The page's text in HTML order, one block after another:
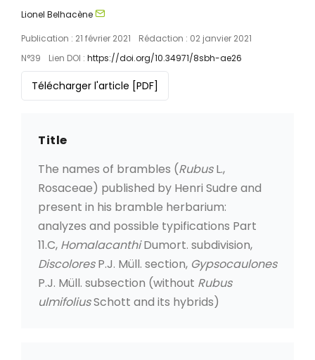
Lionel Belhacène
Publication : 21 février 2021
Rédaction : 02 janvier 2021
N°39
Lien DOI : https://doi.org/10.34971/8sbh-ae26
Télécharger l'article [PDF]
Title
The names of brambles (RubusL.,
Rosaceae) published by Henri Sudre and
present in his bramble herbarium:
analyzes and possible typifications Part
11.C, HomalacanthiDumort. subdivision,
DiscoloresP.J. Müll. section, Gypsocaulones
P.J. Müll. subsection (without Rubus
ulmifoliusSchott and its hybrids)